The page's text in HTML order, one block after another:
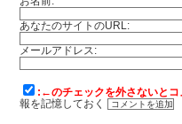
あなたのサイトのURL:
メールアドレス:
:←のチェックを外さないと
報を記憶しておく